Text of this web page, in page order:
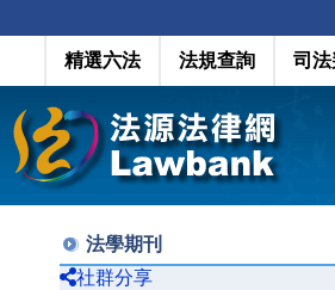
精選六法 法規查詢 司
法學期刊
社群分享